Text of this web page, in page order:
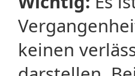
keinen